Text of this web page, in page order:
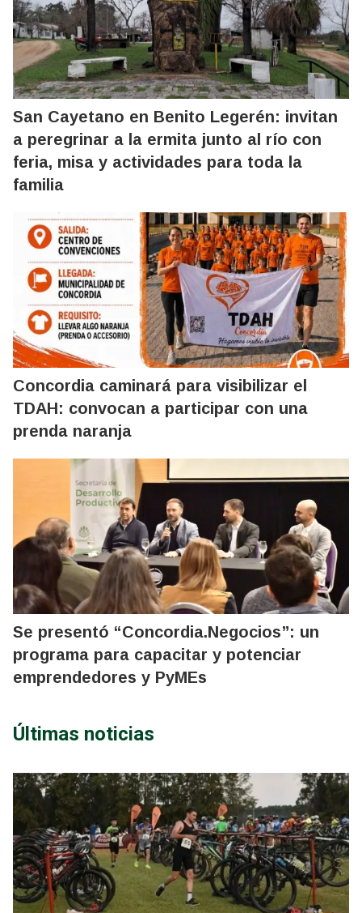
San Cayetano en Benito Legerén: invitan
a peregrinar a la ermita junto al río con
feria, misa y actividades para toda la
familia
Concordia caminará para visibilizar el
TDAH: convocan a participar con una
prenda naranja
Se presentó “Concordia.Negocios”: un
programa para capacitar y potenciar
emprendedores y PyMEs
Últimas noticias